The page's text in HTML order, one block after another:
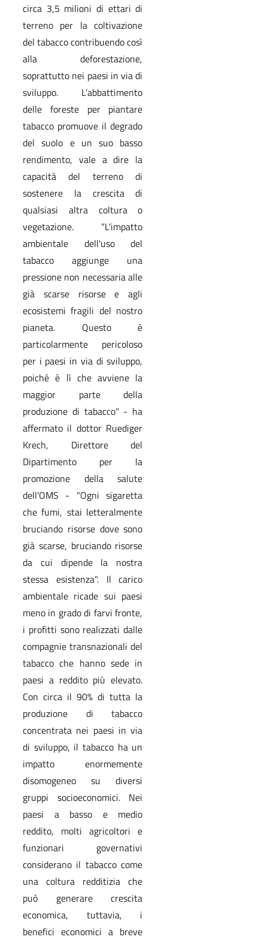
circa 3,5 milioni di ettari di
terreno per la coltivazione
del tabacco contribuendo così
alla deforestazione,
soprattutto nei paesi in via di
sviluppo. L’abbattimento
delle foreste per piantare
tabacco promuove il degrado
del suolo e un suo basso
rendimento, vale a dire la
capacità del terreno di
sostenere la crescita di
qualsiasi altra coltura o
vegetazione. “L'impatto
ambientale dell'uso del
tabacco aggiunge una
pressione non necessaria alle
già scarse risorse e agli
ecosistemi fragili del nostro
pianeta. Questo è
particolarmente pericoloso
per i paesi in via di sviluppo,
poiché è lì che avviene la
maggior parte della
produzione di tabacco" - ha
affermato il dottor Ruediger
Krech, Direttore del
Dipartimento per la
promozione della salute
dell'OMS - "Ogni sigaretta
che fumi, stai letteralmente
bruciando risorse dove sono
già scarse, bruciando risorse
da cui dipende la nostra
stessa esistenza". Il carico
ambientale ricade sui paesi
meno in grado di farvi fronte,
i profitti sono realizzati dalle
compagnie transnazionali del
tabacco che hanno sede in
paesi a reddito più elevato.
Con circa il 90% di tutta la
produzione di tabacco
concentrata nei paesi in via
di sviluppo, il tabacco ha un
impatto enormemente
disomogeneo su diversi
gruppi socioeconomici. Nei
paesi a basso e medio
reddito, molti agricoltori e
funzionari governativi
considerano il tabacco come
una coltura redditizia che
può generare crescita
economica, tuttavia, i
benefici economici a breve